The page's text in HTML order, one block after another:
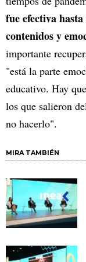
fue efectiva
contenidos y
importante
"está la parte
educativo. Hay
los que salieron
no hacerlo".
MIRA TAMBIÉN